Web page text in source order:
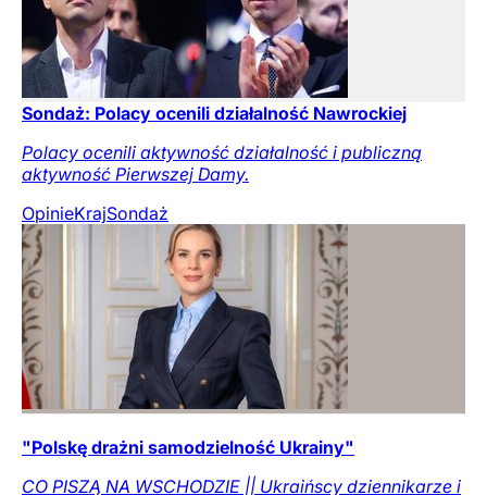
Sondaż: Polacy ocenili działalność Nawrockiej
Polacy ocenili aktywność działalność i publiczną
aktywność Pierwszej Damy.
OpinieKrajSondaż
"Polskę drażni samodzielność Ukrainy"
CO PISZĄ NA WSCHODZIE || Ukraińscy dziennikarze i